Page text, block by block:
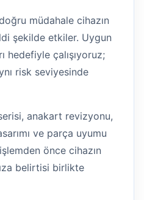
doğru müdahale cihazın
şekilde etkiler. Uygun
hedefiyle çalışıyoruz;
risk seviyesinde
anakart revizyonu,
ve parça uyumu
önce cihazın
belirtisi birlikte